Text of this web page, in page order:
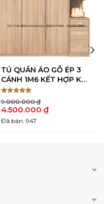
TỦ QUẦN ÁO GỖ ÉP 3
CÁNH 1M6 KẾT HỢP KỆ
ĐỰNG – MÀU SỒI
Được xếp
hạng55
sao
9.000.000₫
Giá
gốc
là:
4.500.000 ₫
Giá
hiện
Đã bán: 947